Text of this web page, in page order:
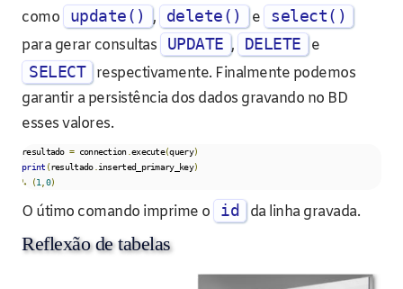
como
update() , delete() e select()
para gerar consultas UPDATE , DELETE e
SELECT
respectivamente. Finalmente podemos
garantir a persistência dos dados gravando no BD
esses valores.
resultado = connection. execute(query)
print (resultado. inserted_primary_key)
↳
(1 0)
O útimo comando imprime o id da linha gravada.
Reflexão de tabelas